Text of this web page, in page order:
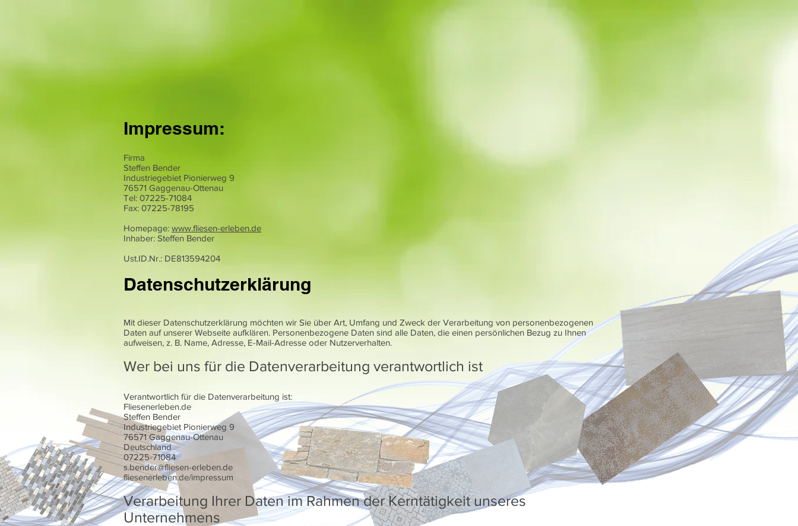
Impressum:
Firma
Steffen Bender
Industriegebiet Pionierweg 9
76571 Gaggenau-Ottenau
Tel: 07225-71084
Fax: 07225-78195
Homepage: www.fliesen-erleben.de
Inhaber: Steffen Bender
Ust.ID.Nr.: DE813594204
Datenschutzerklärung
Mit dieser Datenschutzerklärung möchten wir Sie über Art, Umfang und Zweck der Verarbeitung von personenbezogenen
Daten auf unserer Webseite aufklären. Personenbezogene Daten sind alle Daten, die einen persönlichen Bezug zu Ihnen
aufweisen, z. B. Name, Adresse, E-Mail-Adresse oder Nutzerverhalten.
Wer bei uns für die Datenverarbeitung verantwortlich ist
Verantwortlich für die Datenverarbeitung ist:
Fliesenerleben.de
Steffen Bender
Industriegebiet Pionierweg 9
76571 Gaggenau-Ottenau
Deutschland
07225-71084
s.bender@fliesen-erleben.de
fliesenerleben.de/impressum
Verarbeitung Ihrer Daten im Rahmen der Kerntätigkeit unseres
Unternehmens